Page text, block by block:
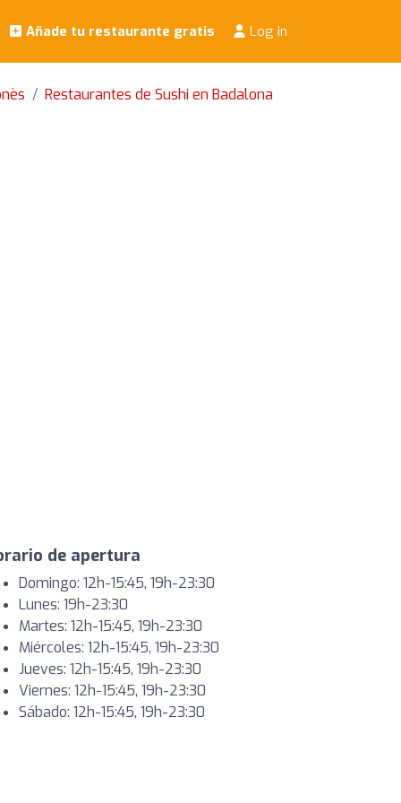
Añade tu restaurante gratis Log in
Restaurantes de Sushi en Badalona
de apertura
Domingo: 12h-15:45, 19h-23:30
Lunes: 19h-23:30
Martes: 12h-15:45, 19h-23:30
Miércoles: 12h-15:45, 19h-23:30
Jueves: 12h-15:45, 19h-23:30
Viernes: 12h-15:45, 19h-23:30
Sábado: 12h-15:45, 19h-23:30